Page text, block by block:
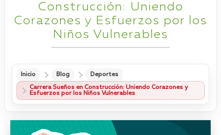
Construcción: Uniendo
Corazones y Esfuerzos por los
Niños Vulnerables
Inicio Blog Deportes
Carrera Sueños en Construcción: Uniendo Corazones y
Esfuerzos por los Niños Vulnerables